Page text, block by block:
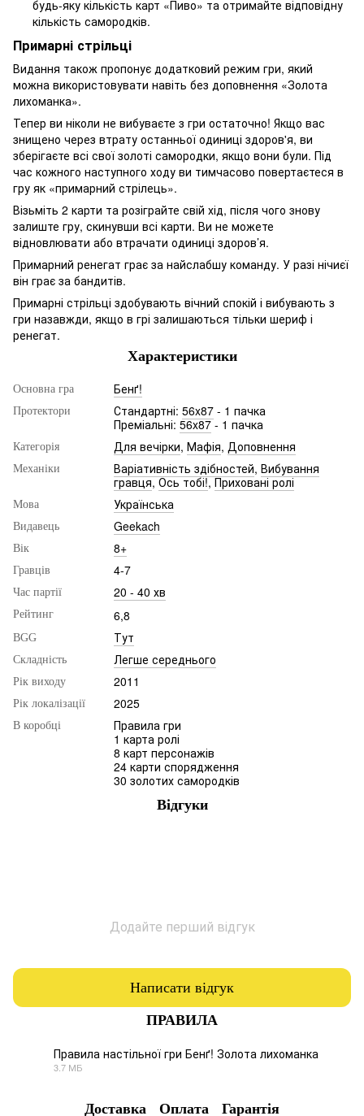
будь-яку кількість карт «Пиво» та отримайте відповідну
кількість самородків.
Примарні стрільці
Видання також пропонує додатковий режим гри, який
можна використовувати навіть без доповнення «Золота
лихоманка».
Тепер ви ніколи не вибуваєте з гри остаточно! Якщо вас
знищено через втрату останньої одиниці здоров'я, ви
зберігаєте всі свої золоті самородки, якщо вони були. Під
час кожного наступного ходу ви тимчасово повертаєтеся в
гру як «примарний стрілець».
Візьміть 2 карти та розіграйте свій хід, після чого знову
залиште гру, скинувши всі карти. Ви не можете
відновлювати або втрачати одиниці здоров’я.
Примарний ренегат грає за найслабшу команду. У разі нічиєї
він грає за бандитів.
Примарні стрільці здобувають вічний спокій і вибувають з
гри назавжди, якщо в грі залишаються тільки шериф і
ренегат.
Характеристики
Основна гра Бенґ!
Протектори Стандартні: 56x87 - 1 пачка
Преміальні: 56x87- 1 пачка
Категорія Для вечірки, Мафія, Доповнення
Механіки Варіативність здібностей, Вибування
гравця,Ось тобі!,Приховані ролі
Мова Українська
Видавець Geekach
Вік 8+
Гравців 4-7
Час партії 20 - 40 хв
Рейтинг 6,8
BGG Тут
Складність Легше середнього
Рік виходу 2011
Рік локалізації 2025
В коробці
Правила гри
1 карта ролі
8 карт персонажів
24 карти спорядження
30 золотих самородків
Відгуки
Додайте перший відгук
Написати відгук
ПРАВИЛА
Правила настільної гри Бенґ! Золота лихоманка
3.7 МБ
Доставка Оплата Гарантія